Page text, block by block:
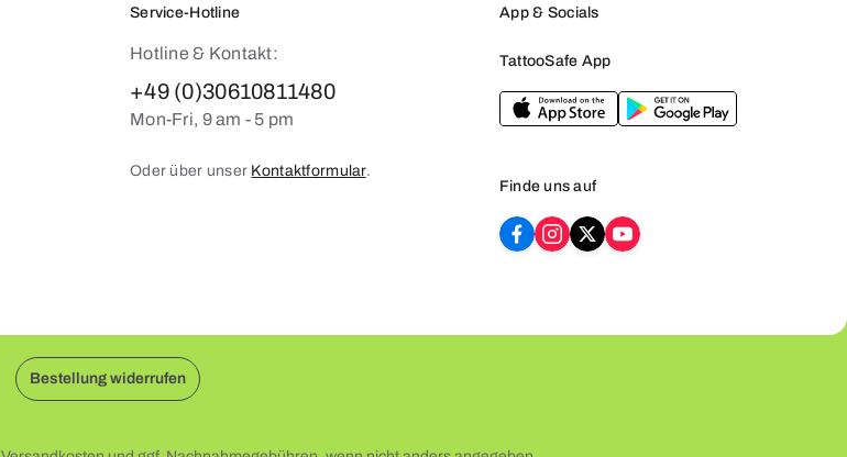
App & Socials
TattooSafe App
Finde uns auf
Service-Hotline
Hotline & Kontakt:
+49 (0)30610811480
Mon-Fri, 9 am - 5 pm
Oder über unser Kontaktformular.
Bestellung widerrufen